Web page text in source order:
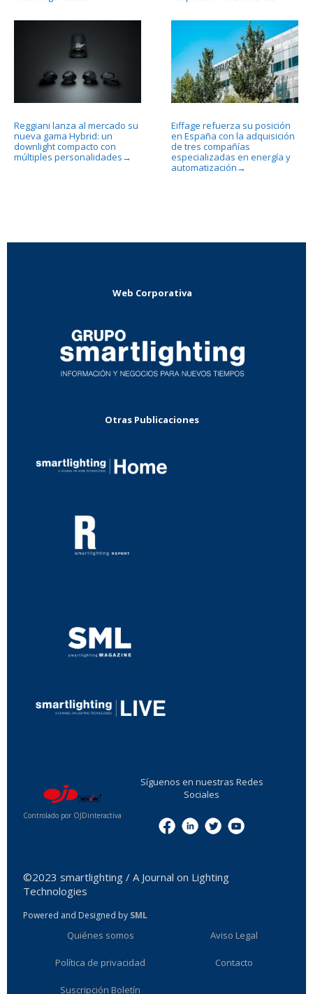
Reggiani lanza al mercado su
nueva gama Hybrid: un
downlight compacto con
múltiples personalidades →
Eiffage refuerza su posición
en España con la adquisición
de tres compañías
especializadas en energía y
automatización →
Web Corporativa
Otras Publicaciones
Controlado por OJDinteractiva
Síguenos en nuestras Redes
Sociales
©2023 smartlighting / A Journal on Lighting
Technologies
Powered and Designed by SML
Quiénes somos Aviso Legal
Política de privacidad Contacto
Suscripción Boletín